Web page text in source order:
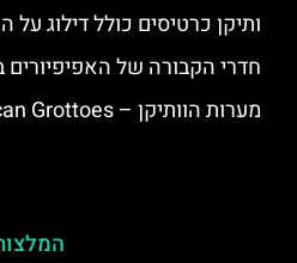
ותיקן כרטיסים כולל דילוג על
חדרי הקבורה של
מערות הוותיקן – Vatican Grottoes